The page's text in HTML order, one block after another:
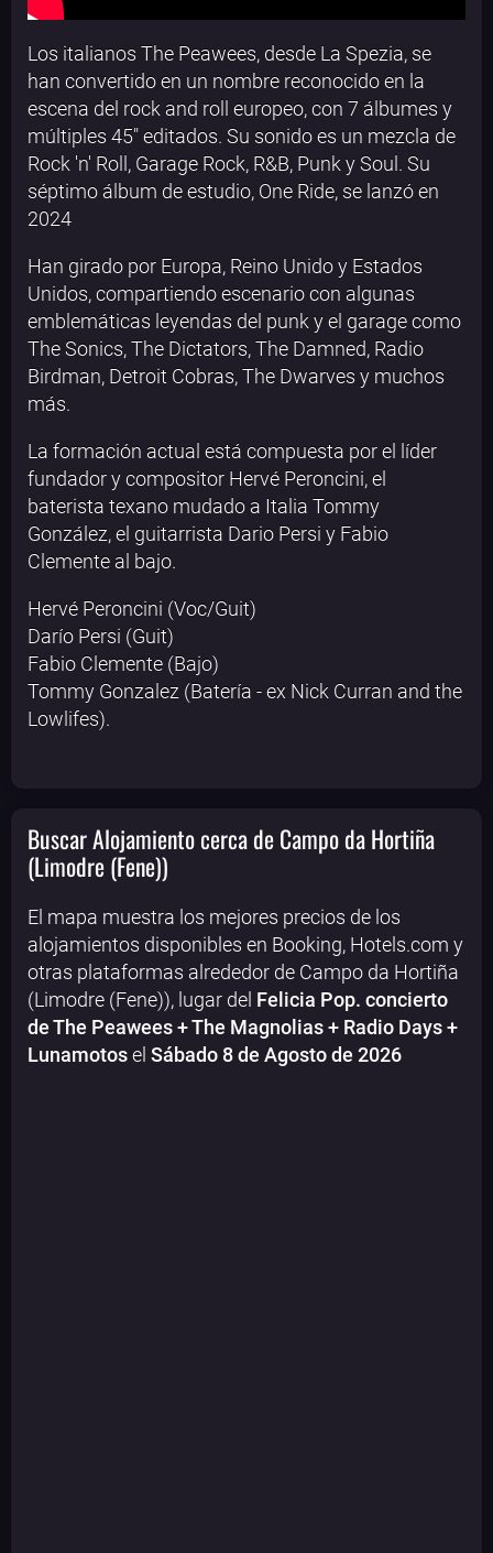
Los italianos The Peawees, desde La Spezia, se
han convertido en un nombre reconocido en la
escena del rock and roll europeo, con 7 álbumes y
múltiples 45" editados. Su sonido es un mezcla de
Rock 'n' Roll, Garage Rock, R&B, Punk y Soul. Su
séptimo álbum de estudio, One Ride, se lanzó en
2024
Han girado por Europa, Reino Unido y Estados
Unidos, compartiendo escenario con algunas
emblemáticas leyendas del punk y el garage como
The Sonics, The Dictators, The Damned, Radio
Birdman, Detroit Cobras, The Dwarves y muchos
más.
La formación actual está compuesta por el líder
fundador y compositor Hervé Peroncini, el
baterista texano mudado a Italia Tommy
González, el guitarrista Dario Persi y Fabio
Clemente al bajo.
Hervé Peroncini (Voc/Guit)
Darío Persi (Guit)
Fabio Clemente (Bajo)
Tommy Gonzalez (Batería - ex Nick Curran and the
Lowlifes).
Buscar Alojamiento cerca de Campo da Hortiña
(Limodre (Fene))
El mapa muestra los mejores precios de los
alojamientos disponibles en Booking, Hotels.com y
otras plataformas alrededor de Campo da Hortiña
(Limodre (Fene)), lugar del Felicia Pop. concierto
de The Peawees + The Magnolias + Radio Days +
Lunamotosel Sábado 8 de Agosto de 2026